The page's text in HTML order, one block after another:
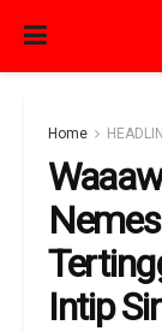
Home
Intip